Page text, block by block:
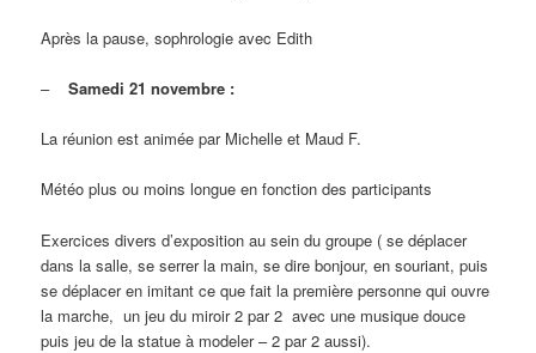
Après la pause, sophrologie avec Edith
–Samedi 21 novembre :
La réunion est animée par Michelle et Maud F.
Météo plus ou moins longue en fonction des participants
Exercices divers d’exposition au sein du groupe ( se déplacer
dans la salle, se serrer la main, se dire bonjour, en souriant, puis
se déplacer en imitant ce que fait la première personne qui ouvre
la marche, un jeu du miroir 2 par 2 avec une musique douce
puis jeu de la statue à modeler – 2 par 2 aussi).